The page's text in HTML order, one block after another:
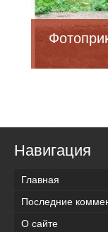
Навигация
Главная
Последние
О сайте